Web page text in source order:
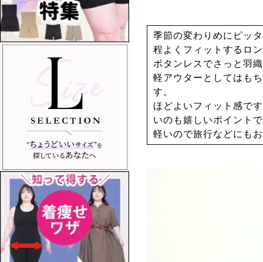
季節の変わりめにピッ
程よくフィットするロ
ボタンレスでさっと羽
軽アウターとしてはも
す。
ほどよいフィット感で
いのも嬉しいポイント
軽いので旅行などにも